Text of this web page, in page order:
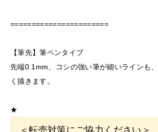
=======================
【筆先】筆ペンタイプ
先端0.1mm、コシの強い筆が細いラインも
く描きます。
★
＜転売対策にご協力ください＞